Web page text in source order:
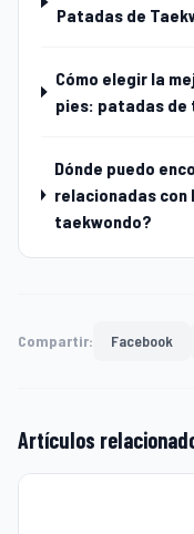
Patadas de
Cómo elegir la
pies: patadas de
Dónde puedo
relacionadas
taekwondo?
Compartir: Facebook
Artículos